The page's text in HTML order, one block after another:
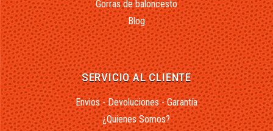
Gorras de baloncesto
Blog
SERVICIO AL CLIENTE
Envios - Devoluciones - Garantía
¿Quienes Somos?